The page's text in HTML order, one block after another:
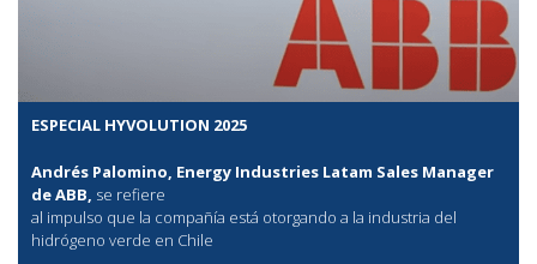
ESPECIAL HYVOLUTION 2025
Andrés Palomino, Energy Industries Latam Sales Manager
de ABB, se refiere
al impulso que la compañía está otorgando a la industria del
hidrógeno verde en Chile